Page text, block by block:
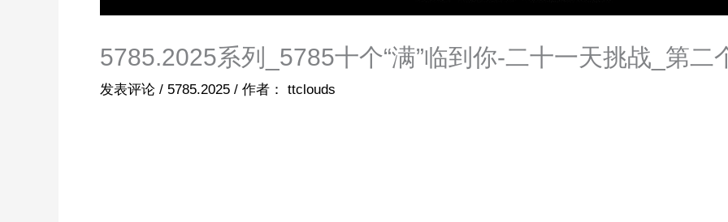
5785.2025系列_5785十个“满”临到你-二十一天挑战_第二
发表评论 / 5785.2025 / 作者： ttclouds